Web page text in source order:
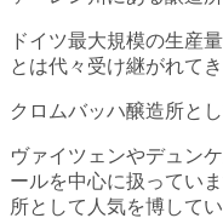
ドイツ最大規模の生産
とは代々受け継がれて
クロムバッハ醸造所と
ヴァイツェンやデュン
ールを中心に扱ってい
所として人気を博してい